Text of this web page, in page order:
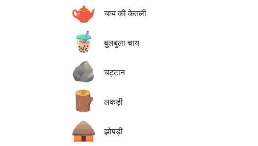
🫖 चाय की केतली
🧋 बुलबुला चाय
🪨 चट्टान
🪵 लकड़ी
🛖 झोपड़ी